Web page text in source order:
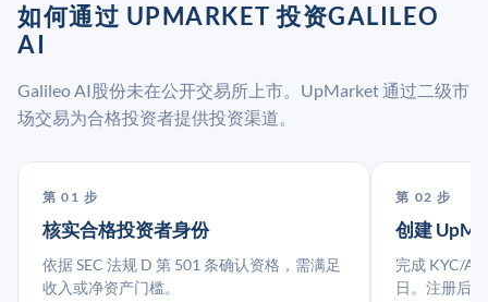
如何通过 UPMARKET 投资GALILEO
AI
Galileo AI股份未在公开交易所上市。UpMarket 通过二级市
场交易为合格投资者提供投资渠道。
第 01 步
核实合格投资者身份
依据 SEC 法规 D 第 501 条确认资格，需满足
收入或净资产门槛。
第 02 步
创建
完成 KYC/
日。注册后